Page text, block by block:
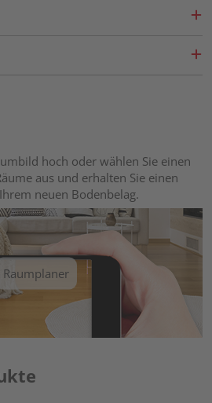
hoch oder wählen Sie einen
aus und erhalten Sie einen
neuen Bodenbelag.
Raumplaner